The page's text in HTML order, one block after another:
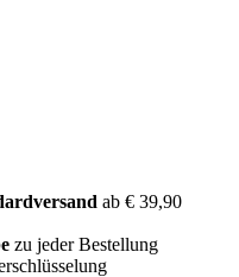
ab € 39,90
zu jeder Bestellung